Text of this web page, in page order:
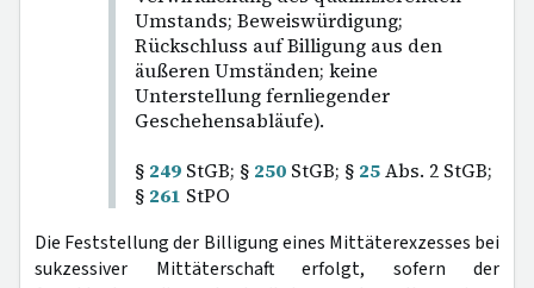
Umstands; Beweiswürdigung;
Rückschluss auf Billigung aus den
äußeren Umständen; keine
Unterstellung fernliegender
Geschehensabläufe).
§ 249 StGB; § 250 StGB; § 25Abs. 2 StGB;
§ 261 StPO
Die Feststellung der Billigung eines Mittäterexzesses bei
sukzessiver Mittäterschaft erfolgt, sofern der